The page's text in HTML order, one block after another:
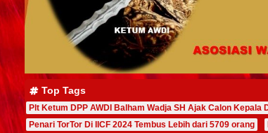
Top Tags
Plt Ketum DPP AWDI Balham Wadja SH Ajak Calon Kepala
Penari TorTor Di IICF 2024 Tembus Lebih dari 5709 orang